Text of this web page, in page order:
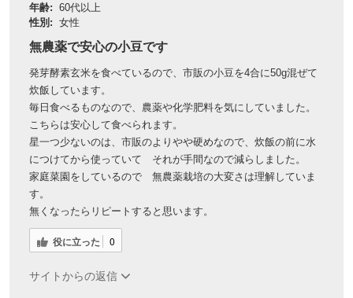
年齢: 60代以上
性別: 女性
無農薬で安心の小豆です
発芽酵素玄米を食べているので、市販の小豆を4合に50g混ぜて
炊飯しています。
毎日食べるものなので、農薬や化学肥料を気にしていました。
こちらは安心して食べられます。
星一つ少ないのは、市販のよりやや硬めなので、炊飯の前に水
につけてから使っていて それが手間なので減らしました。
家庭菜園をしているので 無農薬栽培の大変さは理解していま
す。
無くなったらリピートすると思います。
役に立った 0
サイトからの返信